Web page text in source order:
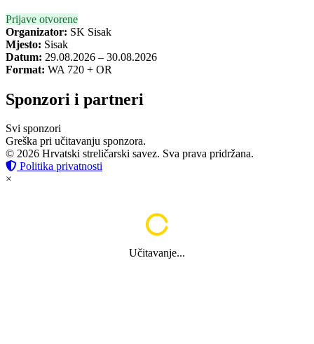
Prijave otvorene
Organizator: SK Sisak
Mjesto: Sisak
Datum: 29.08.2026 – 30.08.2026
Format: WA 720 + OR
Sponzori i partneri
Svi sponzori
Greška pri učitavanju sponzora.
© 2026 Hrvatski streličarski savez. Sva prava pridržana.
Politika privatnosti
×
Učitavanje...